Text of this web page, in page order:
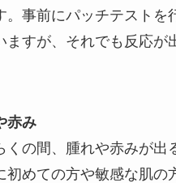
。事前にパッチテストを
ますが、それでも反応が
赤み
くの間、腫れや赤みが出
初めての方や敏感な肌の